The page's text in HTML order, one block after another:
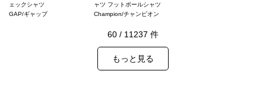
ェックシャツ
GAP/ギャップ
ャツ フットボールシャツ
Champion/チャンピオン
60 / 11237 件
もっと見る